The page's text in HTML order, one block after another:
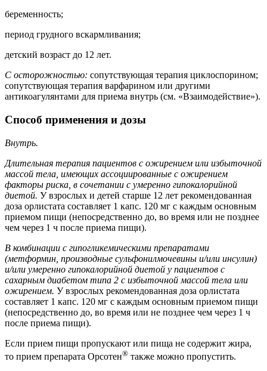
беременность;
период грудного вскармливания;
детский возраст до 12 лет.
С осторожностью: сопутствующая терапия циклоспорином;
сопутствующая терапия варфарином или другими
антикоагулянтами для приема внутрь (см. «Взаимодействие»).
Способ применения и дозы
Внутрь.
Длительная терапия пациентов с ожирением или избыточной
массой тела, имеющих ассоциированные с ожирением
факторы риска, в сочетании с умеренно гипокалорийной
диетой. У взрослых и детей старше 12 лет рекомендованная
доза орлистата составляет 1 капс. 120 мг с каждым основным
приемом пищи (непосредственно до, во время или не позднее
чем через 1 ч после приема пищи).
В комбинации с гипогликемическими препаратами
(метформин, производные сульфонилмочевины и/или инсулин)
и/или умеренно гипокалорийной диетой у пациентов с
сахарным диабетом типа 2 с избыточной массой тела или
ожирением. У взрослых рекомендованная доза орлистата
составляет 1 капс. 120 мг с каждым основным приемом пищи
(непосредственно до, во время или не позднее чем через 1 ч
после приема пищи).
Если прием пищи пропускают или пища не содержит жира,
то прием препарата Орсотен® также можно пропустить.